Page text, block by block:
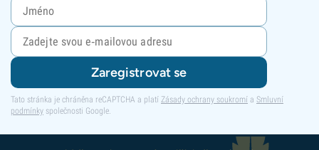
Zaregistrovat se
Tato stránka je chráněna reCAPTCHA a platí Zásady ochrany soukromí a Smluvní
podmínky společnosti Google.